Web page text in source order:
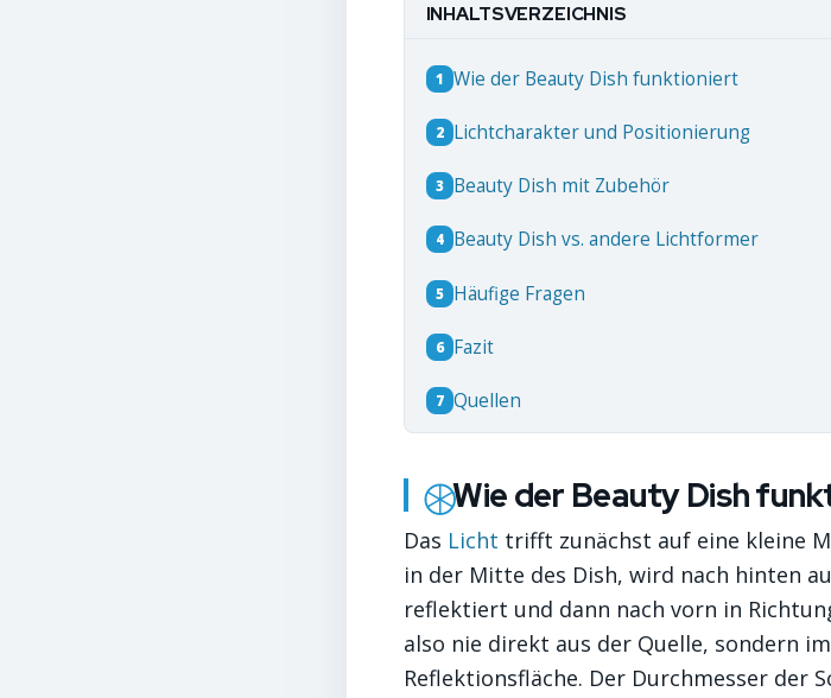
INHALTSVERZEICHNIS
1 Wie der Beauty Dish funktioniert
2 Lichtcharakter und Positionierung
3 Beauty Dish mit Zubehör
4 Beauty Dish vs. andere Lichtformer
5 Häufige Fragen
6 Fazit
7 Quellen
Wie der Beauty Dish
Das Licht trifft zunächst auf eine kleine
in der Mitte des Dish, wird nach hinten
reflektiert und dann nach vorn in
also nie direkt aus der Quelle, sondern
Reflektionsfläche. Der Durchmesser der